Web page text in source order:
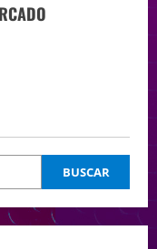
BUSCAR